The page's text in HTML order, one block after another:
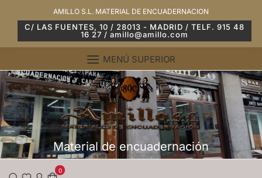
contenido
AMILLO S.L. MATERIAL DE ENCUADERNACION
C/ LAS FUENTES, 10 / 28013 - MADRID / TELF. 915 48
16 27 / amillo@amillo.com
MENÚ SUPERIOR
Material de encuadernación
0